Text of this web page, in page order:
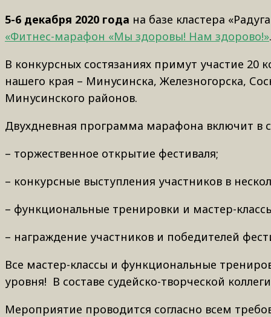
5-6 декабря 2020 года на базе кластера
«Фитнес-марафон «Мы здоровы! Нам здорово!».
В конкурсных состязаниях примут участие
нашего края – Минусинска, Железногорска,
Минусинского районов.
Двухдневная программа марафона включит в
– торжественное открытие фестиваля;
– конкурсные выступления участников в
– функциональные тренировки и мастер-
– награждение участников и победителей
Все мастер-классы и функциональные
уровня! В составе судейско-творческой
Мероприятие проводится согласно всем